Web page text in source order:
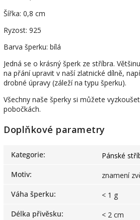
Šířka: 0,8 cm
Ryzost: 925
Barva šperku: bílá
Jedná se o krásný šperk ze stříbra.
na přání upravit v naší zlatnické dílně,
drobné úpravy (záleží na typu šperku).
Všechny naše šperky si můžete
pobočkách.
Doplňkové parametry
Kategorie:
Pánské
Motiv:
znamení
Váha šperku:
< 1 g
Délka přivěsku:
< 2 cm